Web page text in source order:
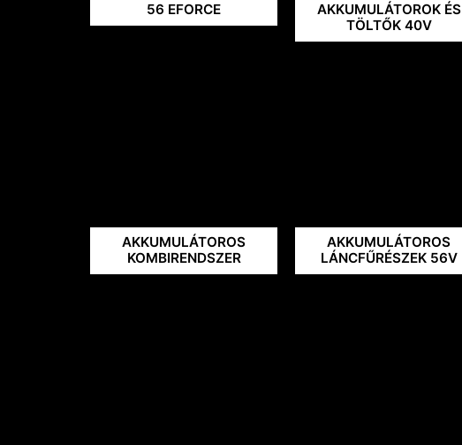
56 EFORCE
AKKUMULÁTOROK ÉS
TÖLTŐK 40V
AKKUMULÁTOROS
KOMBIRENDSZER
AKKUMULÁTOROS
LÁNCFŰRÉSZEK 56V